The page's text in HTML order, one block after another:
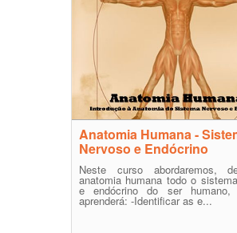
Anatomia Humana -
Nervoso e Endócrino
Neste curso abordaremos,
anatomia humana todo o
e endócrino do ser
aprenderá: -Identificar as e...